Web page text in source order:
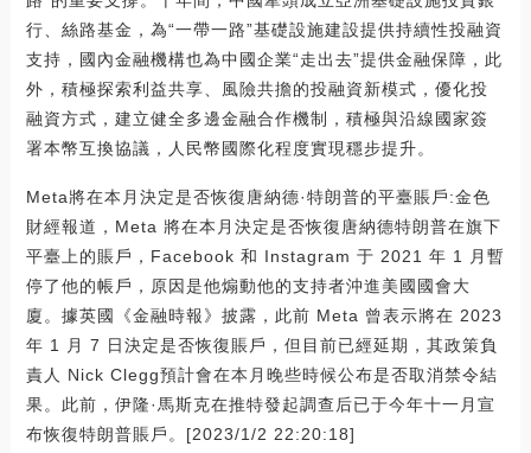
行、絲路基金，為“一帶一路”基礎設施建設提供持續性投融資
支持，國內金融機構也為中國企業“走出去”提供金融保障，此
外，積極探索利益共享、風險共擔的投融資新模式，優化投
融資方式，建立健全多邊金融合作機制，積極與沿線國家簽
署本幣互換協議，人民幣國際化程度實現穩步提升。
Meta將在本月決定是否恢復唐納德·特朗普的平臺賬戶:金色
財經報道，Meta 將在本月決定是否恢復唐納德特朗普在旗下
平臺上的賬戶，Facebook 和 Instagram 于 2021 年 1 月暫
停了他的帳戶，原因是他煽動他的支持者沖進美國國會大
廈。據英國《金融時報》披露，此前 Meta 曾表示將在 2023
年 1 月 7 日決定是否恢復賬戶，但目前已經延期，其政策負
責人 Nick Clegg預計會在本月晚些時候公布是否取消禁令結
果。此前，伊隆·馬斯克在推特發起調查后已于今年十一月宣
布恢復特朗普賬戶。[2023/1/2 22:20:18]